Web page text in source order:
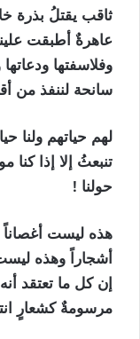
ثاقب يقتلُ بذرة
عاهرةٌ أطبقت علينا
وفلاسفتها
سانحة لننفذ من
لهم حياتهم ولنا
تنبعثُ إلا إذا كنا
حولنا !
هذه ليست
أشجاراً وهذه
إن كل ما تعتقد
مرسومةٌ كشعارٍ